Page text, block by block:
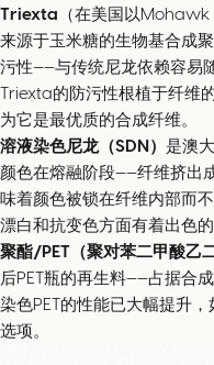
Triexta （在美国以
来源于玉米糖的生物基合成
污性——与传统尼龙依赖容易
Triexta的防污性根植于纤维
为它是最优质的合成纤维。
溶液染色尼龙（SDN） 是澳
颜色在熔融阶段——纤维挤出
味着颜色被锁在纤维内部而
漂白和抗变色方面有着出色的
聚酯/PET（聚对苯二甲酸乙
后PET瓶的再生料——占据合
染色PET的性能已大幅提升
选项。